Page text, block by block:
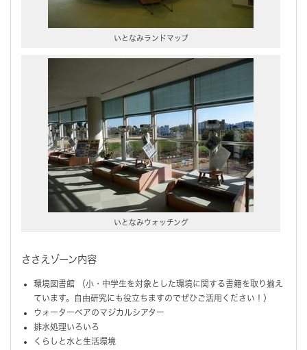
いとなみランドマップ
いとなみウォッチング
ささえゾーン内容
環境図書館 （小・中学生を対象とした環境に関する書籍を取り揃え
ています。自由研究にも役立ちますのでぜひご活用ください！）
ウォーターベアのマジカルシアター
排水処理いろいろ
くらしと水と生活環境